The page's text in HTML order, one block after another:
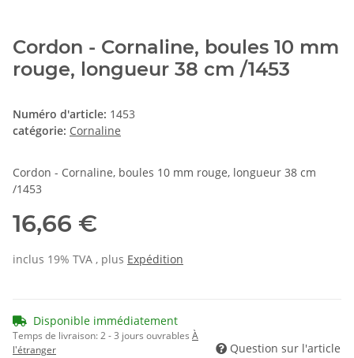
Cordon - Cornaline, boules 10 mm
rouge, longueur 38 cm /1453
Numéro d'article: 1453
catégorie: Cornaline
Cordon - Cornaline, boules 10 mm rouge, longueur 38 cm
/1453
16,66 €
inclus 19% TVA , plus Expédition
Disponible immédiatement
Temps de livraison:2 - 3 jours ouvrables À
l'étranger
Question sur l'article